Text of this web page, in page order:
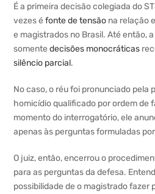
É a primeira decisão colegiada do
vezes éfonte de tensão na relação
e magistrados no Brasil. Até então,
somentedecisões monocráticas
silêncio parcial.
No caso, o réu foi pronunciado pela
homicídio qualificado por ordem de
momento do interrogatório, ele
apenas às perguntas formuladas
O juiz, então, encerrou o
para as perguntas da defesa.
possibilidade de o magistrado fazer